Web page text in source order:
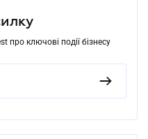
про ключові події бізнесу